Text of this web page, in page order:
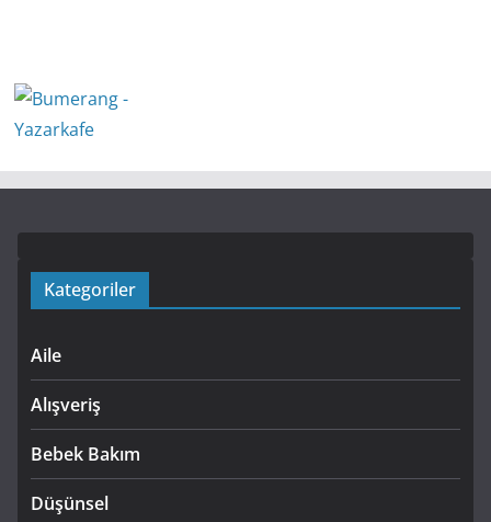
Kategoriler
Aile
Alışveriş
Bebek Bakım
Düşünsel